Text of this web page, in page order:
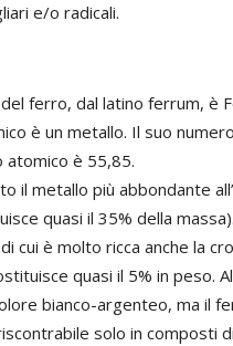
e/o radicali.
ferro, dal latino ferrum, è
è un metallo. Il suo
atomico è 55,85.
il metallo più abbondante
quasi il 35% della
cui è molto ricca anche la
quasi il 5% in peso.
bianco-argenteo, ma il
solo in composti